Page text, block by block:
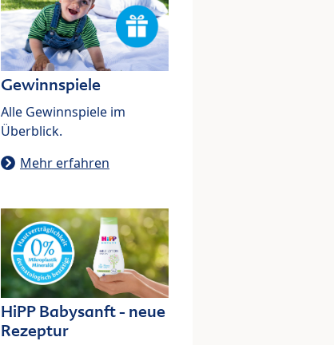
Gewinnspiele
Alle Gewinnspiele im
Überblick.
Mehr erfahren
HiPP Babysanft - neue
Rezeptur